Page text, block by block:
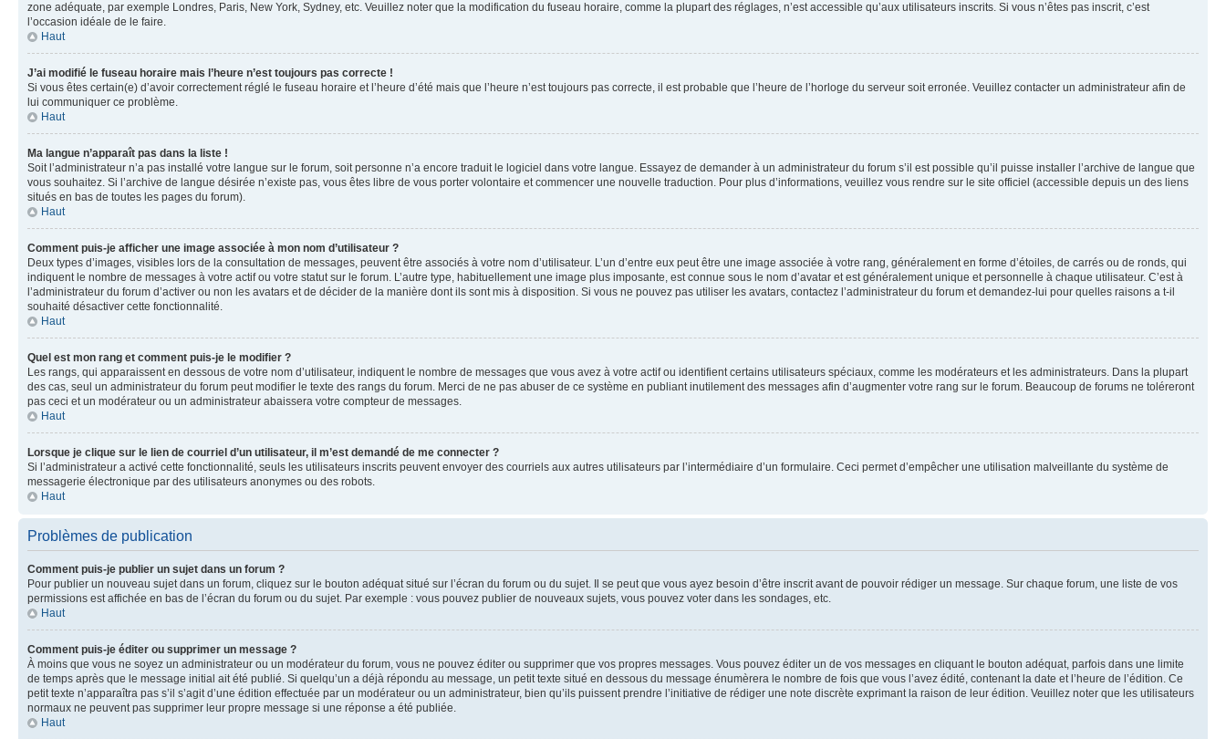
zone adéquate, par exemple Londres, Paris, New York, Sydney, etc. Veuillez noter que la modification du fuseau horaire, comme la plupart des réglages, n’est accessible qu’aux utilisateurs inscrits. Si vous n’êtes pas inscrit, c’est
l’occasion idéale de le faire.
Haut
J’ai modifié le fuseau horaire mais l’heure n’est toujours pas correcte !
Si vous êtes certain(e) d’avoir correctement réglé le fuseau horaire et l’heure d’été mais que l’heure n’est toujours pas correcte, il est probable que l’heure de l’horloge du serveur soit erronée. Veuillez contacter un administrateur afin de
lui communiquer ce problème.
Haut
Ma langue n’apparaît pas dans la liste !
Soit l’administrateur n’a pas installé votre langue sur le forum, soit personne n’a encore traduit le logiciel dans votre langue. Essayez de demander à un administrateur du forum s’il est possible qu’il puisse installer l’archive de langue que
vous souhaitez. Si l’archive de langue désirée n’existe pas, vous êtes libre de vous porter volontaire et commencer une nouvelle traduction. Pour plus d’informations, veuillez vous rendre sur le site officiel (accessible depuis un des liens
situés en bas de toutes les pages du forum).
Haut
Comment puis-je afficher une image associée à mon nom d’utilisateur ?
Deux types d’images, visibles lors de la consultation de messages, peuvent être associés à votre nom d’utilisateur. L’un d’entre eux peut être une image associée à votre rang, généralement en forme d’étoiles, de carrés ou de ronds, qui
indiquent le nombre de messages à votre actif ou votre statut sur le forum. L’autre type, habituellement une image plus imposante, est connue sous le nom d’avatar et est généralement unique et personnelle à chaque utilisateur. C’est à
l’administrateur du forum d’activer ou non les avatars et de décider de la manière dont ils sont mis à disposition. Si vous ne pouvez pas utiliser les avatars, contactez l’administrateur du forum et demandez-lui pour quelles raisons a t-il
souhaité désactiver cette fonctionnalité.
Haut
Quel est mon rang et comment puis-je le modifier ?
Les rangs, qui apparaissent en dessous de votre nom d’utilisateur, indiquent le nombre de messages que vous avez à votre actif ou identifient certains utilisateurs spéciaux, comme les modérateurs et les administrateurs. Dans la plupart
des cas, seul un administrateur du forum peut modifier le texte des rangs du forum. Merci de ne pas abuser de ce système en publiant inutilement des messages afin d’augmenter votre rang sur le forum. Beaucoup de forums ne toléreront
pas ceci et un modérateur ou un administrateur abaissera votre compteur de messages.
Haut
Lorsque je clique sur le lien de courriel d’un utilisateur, il m’est demandé de me connecter ?
Si l’administrateur a activé cette fonctionnalité, seuls les utilisateurs inscrits peuvent envoyer des courriels aux autres utilisateurs par l’intermédiaire d’un formulaire. Ceci permet d’empêcher une utilisation malveillante du système de
messagerie électronique par des utilisateurs anonymes ou des robots.
Haut
Problèmes de publication
Comment puis-je publier un sujet dans un forum ?
Pour publier un nouveau sujet dans un forum, cliquez sur le bouton adéquat situé sur l’écran du forum ou du sujet. Il se peut que vous ayez besoin d’être inscrit avant de pouvoir rédiger un message. Sur chaque forum, une liste de vos
permissions est affichée en bas de l’écran du forum ou du sujet. Par exemple : vous pouvez publier de nouveaux sujets, vous pouvez voter dans les sondages, etc.
Haut
Comment puis-je éditer ou supprimer un message ?
À moins que vous ne soyez un administrateur ou un modérateur du forum, vous ne pouvez éditer ou supprimer que vos propres messages. Vous pouvez éditer un de vos messages en cliquant le bouton adéquat, parfois dans une limite
de temps après que le message initial ait été publié. Si quelqu’un a déjà répondu au message, un petit texte situé en dessous du message énumèrera le nombre de fois que vous l’avez édité, contenant la date et l’heure de l’édition. Ce
petit texte n’apparaîtra pas s’il s’agit d’une édition effectuée par un modérateur ou un administrateur, bien qu’ils puissent prendre l’initiative de rédiger une note discrète exprimant la raison de leur édition. Veuillez noter que les utilisateurs
normaux ne peuvent pas supprimer leur propre message si une réponse a été publiée.
Haut